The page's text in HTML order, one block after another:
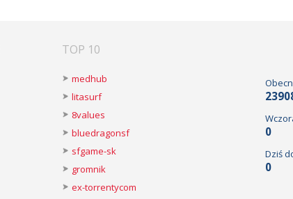
TOP 10
medhub
litasurf
8values
bluedragonsf
sfgame-sk
gromnik
ex-torrentycom
0
Dziś
0